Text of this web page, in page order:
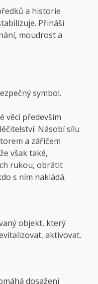
a historie
Přináší
moudrost a
symbol.
věci především
Násobí sílu
a zářičem
však také,
rukou, obrátit
s ním nakládá.
objekt, který
aktivovat.
dosažení